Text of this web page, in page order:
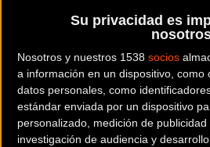
Su privacidad es
Nosotros y nuestros 1538 socios
a información en un dispositivo, como
datos personales, como
estándar enviada por un dispositivo
personalizado, medición de publicidad
investigación de audiencia y